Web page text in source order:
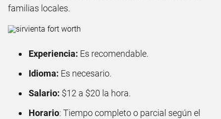
familias locales.
Experiencia: Es recomendable.
Idioma: Es necesario.
Salario: $12 a $20 la hora.
Horario: Tiempo completo o parcial según el